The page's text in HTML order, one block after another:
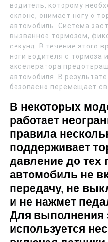
водитель, которому
склоне, снимает ногу с
автомобиль. Система
вызванное тормозом,
секунд. В течение этого
ноги водителя с тормоза
акселератора
автомобиля. В
безопасно перемещает
В некоторых
работает
правила
поддерживает
давление до тех
автомобиль не
передачу, не
и не нажмет
Для выполнения
используется